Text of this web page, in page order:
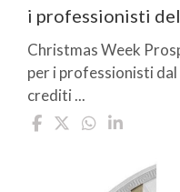
i professionisti
Christmas Week
per i professionisti
crediti ...